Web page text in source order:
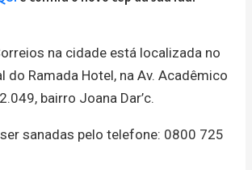
na cidade está localizada no
do Ramada Hotel, na Av. Acadêmico
bairro Joana Dar’c.
sanadas pelo telefone: 0800 725